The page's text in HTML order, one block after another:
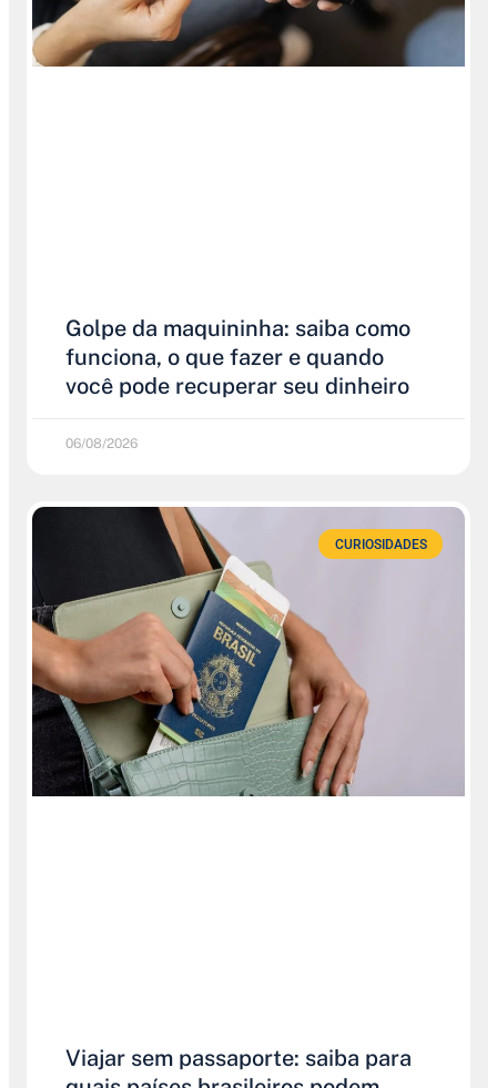
Golpe da maquininha: saiba como
funciona, o que fazer e quando
você pode recuperar seu dinheiro
06/08/2026
CURIOSIDADES
Viajar sem passaporte: saiba para